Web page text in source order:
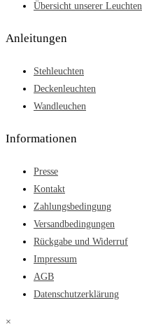
Übersicht unserer Leuchten
Anleitungen
Stehleuchten
Deckenleuchten
Wandleuchen
Informationen
Presse
Kontakt
Zahlungsbedingung
Versandbedingungen
Rückgabe und Widerruf
Impressum
AGB
Datenschutzerklärung
×